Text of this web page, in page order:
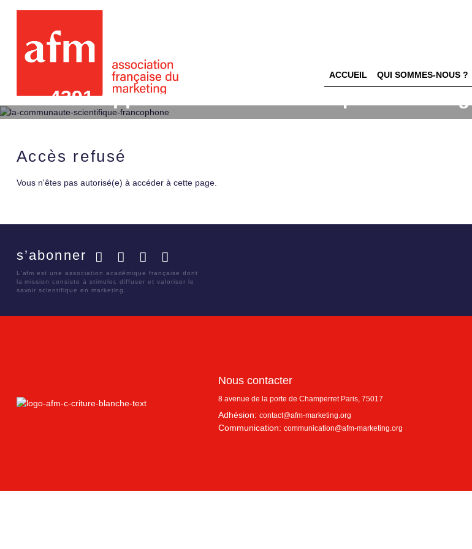
ACCUEIL QUI SOMMES-NOUS ?
4391 Approches socio-sémiotiques du design
d'environnement des lieux de distribution
Accès refusé
Vous n'êtes pas autorisé(e) à accéder à cette page.
s’abonner
L'afm est une association académique française dont
la mission consiste à stimuler, diffuser et valoriser le
savoir scientifique en marketing.
Nous contacter
8 avenue de la porte de Champerret Paris, 75017
Adhésion: contact@afm-marketing.org
Communication: communication@afm-marketing.org